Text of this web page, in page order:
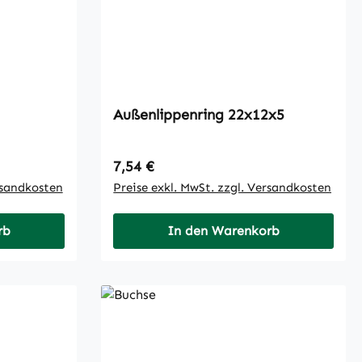
Außenlippenring 22x12x5
Regulärer Preis:
7,54 €
Preise exkl. MwSt. zzgl. Versandkosten
In den Warenkorb